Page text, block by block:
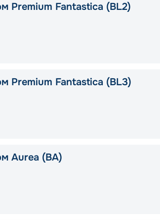
Premium Fantastica (BL2)
Premium Fantastica (BL3)
Aurea (BA)